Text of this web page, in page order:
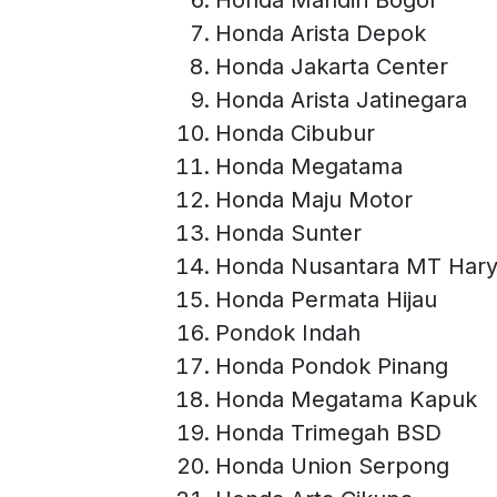
Honda Arista Depok
Honda Jakarta Center
Honda Arista Jatinegara
Honda Cibubur
Honda Megatama
Honda Maju Motor
Honda Sunter
Honda Nusantara MT
Honda Permata Hijau
Pondok Indah
Honda Pondok Pinang
Honda Megatama Kapuk
Honda Trimegah BSD
Honda Union Serpong